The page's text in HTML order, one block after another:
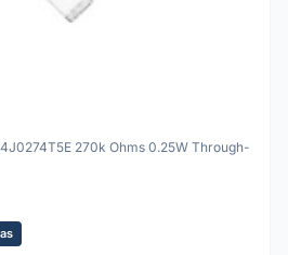
270k Ohms 0.25W Through-